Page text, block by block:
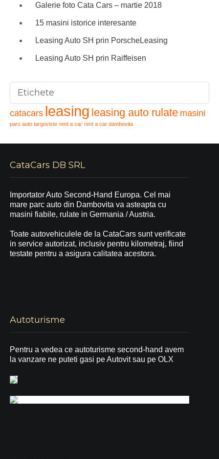
Galerie foto Cata Cars – martie 2018
15 masini istorice interesante
Leasing Auto SH prin PorscheLeasing
Leasing Auto SH prin Raiffeisen
Etichete
catacars leasing leasing auto rulate masini
parc auto targoviste rent a car rent a car dambovita
CataCars DB SRL
Importator Auto Second-Hand Europa. Cel mai
mare parc auto din Dambovita va asteapta cu
masini fiabile, rulate in Germania / Austria.
Toate autovehiculele de la CataCars sunt verificate
in service autorizat, inclusiv pentru kilometraj, fiind
testate pentru a asigura calitatea acestora.
Autoturisme
Pentru a vedea ce autoturisme second-hand avem
la vanzare ne puteti gasi pe Autovit sau pe OLX